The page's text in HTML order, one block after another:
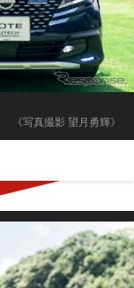
《写真撮影 望月勇輝》